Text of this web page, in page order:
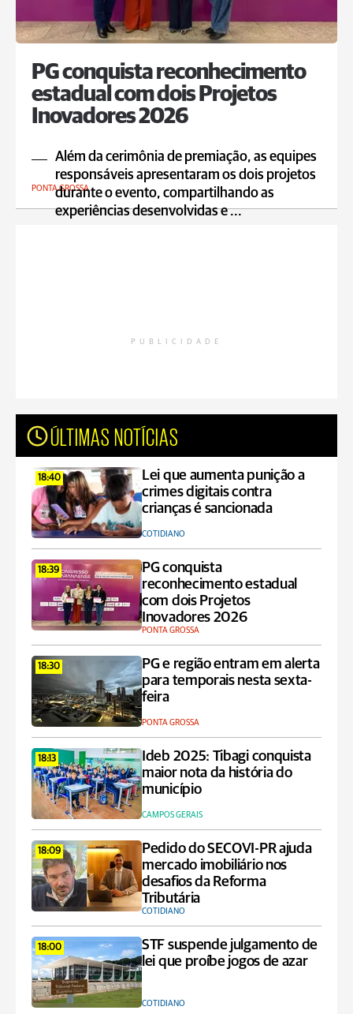
PG conquista reconhecimento
estadual com dois Projetos
Inovadores 2026
Além da cerimônia de premiação, as equipes
responsáveis apresentaram os dois projetos
durante o evento, compartilhando as
experiências desenvolvidas e ...
PONTA GROSSA
PUBLICIDADE
ÚLTIMAS NOTÍCIAS
18:40
Lei que aumenta punição a
crimes digitais contra
crianças é sancionada
COTIDIANO
18:39
PG conquista
reconhecimento estadual
com dois Projetos
Inovadores 2026
PONTA GROSSA
18:30
PG e região entram em alerta
para temporais nesta sexta-
feira
PONTA GROSSA
18:13
Ideb 2025: Tibagi conquista
maior nota da história do
município
CAMPOS GERAIS
18:09
Pedido do SECOVI-PR ajuda
mercado imobiliário nos
desafios da Reforma
Tributária
COTIDIANO
18:00
STF suspende julgamento de
lei que proíbe jogos de azar
COTIDIANO